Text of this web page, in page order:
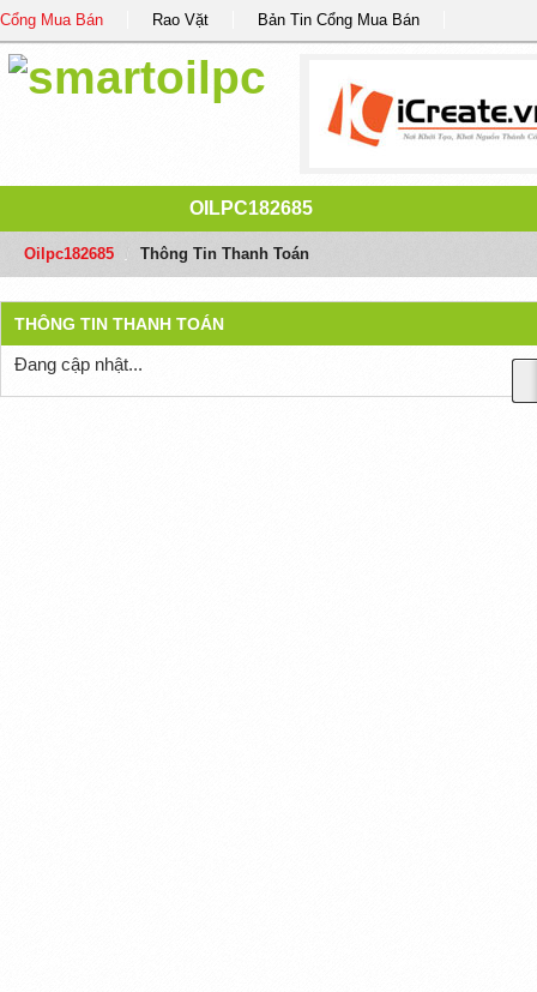
Cổng Mua Bán Rao Vặt Bản Tin Cổng Mua Bán
OILPC182685
Oilpc182685 Thông Tin Thanh Toán
THÔNG TIN THANH TOÁN
Đang cập nhật...